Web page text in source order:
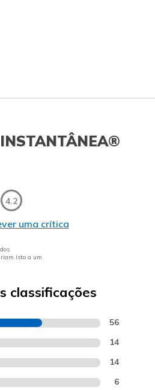
4.2
uma crítica
isto a um
classificações
56
14
14
6